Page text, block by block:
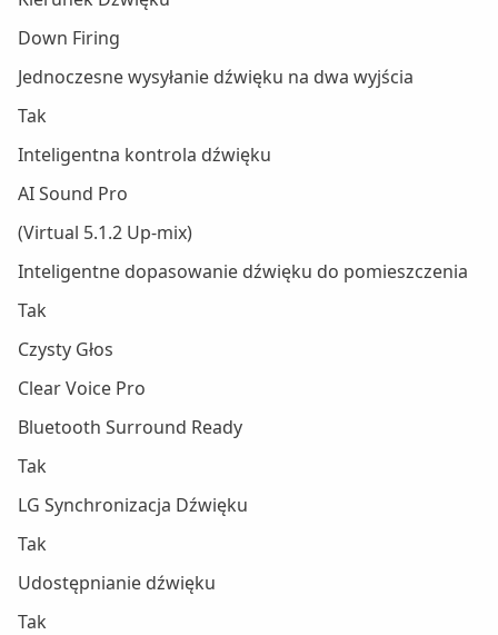
Down Firing
Jednoczesne wysyłanie dźwięku na dwa wyjścia
Tak
Inteligentna kontrola dźwięku
AI Sound Pro
(Virtual 5.1.2 Up-mix)
Inteligentne dopasowanie dźwięku do pomieszczenia
Tak
Czysty Głos
Clear Voice Pro
Bluetooth Surround Ready
Tak
LG Synchronizacja Dźwięku
Tak
Udostępnianie dźwięku
Tak